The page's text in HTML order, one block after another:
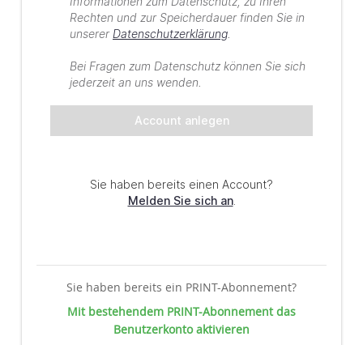
Sie haben bereits ein PRINT-Abonnement?
Mit bestehendem PRINT-Abonnement das
Benutzerkonto aktivieren